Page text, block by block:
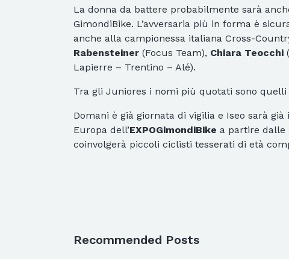
La donna da battere probabilmente sarà
GimondiBike. L’avversaria più in forma è
anche alla campionessa italiana Cross-
Rabensteiner (Focus Team), Chiara Teocchi
Lapierre – Trentino – Alé).
Tra gli Juniores i nomi più quotati sono quelli
Domani è già giornata di vigilia e Iseo sarà
Europa dell’EXPOGimondiBike a partire dalle
coinvolgerà piccoli ciclisti tesserati di età
Recommended Posts